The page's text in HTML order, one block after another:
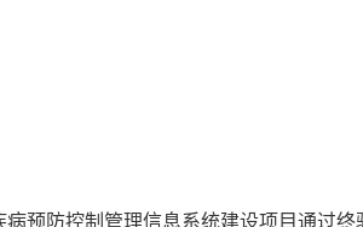
病预防控制管理信息系统建设项目通过终